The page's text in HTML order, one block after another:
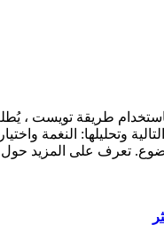
طريقة تويست ،
التالية وتحليلها: النغمة
تعرف على المزيد حول